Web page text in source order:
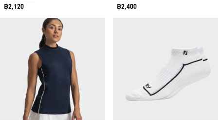
฿2,120 ฿2,400